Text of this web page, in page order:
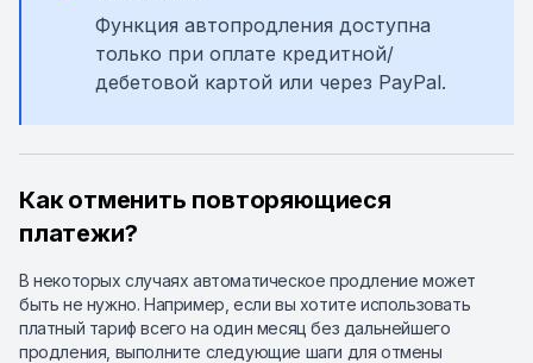
Функция автопродления доступна
только при оплате кредитной/
дебетовой картой или через PayPal.
Как отменить повторяющиеся
платежи?
В некоторых случаях автоматическое продление может
быть не нужно. Например, если вы хотите использовать
платный тариф всего на один месяц без дальнейшего
продления, выполните следующие шаги для отмены